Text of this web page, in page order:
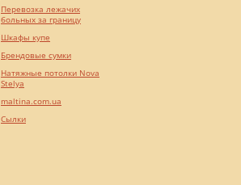
Перевозка лежачих
больных за границу
Шкафы купе
Брендовые сумки
Натяжные потолки Nova
Stelya
maltina.com.ua
Cылки